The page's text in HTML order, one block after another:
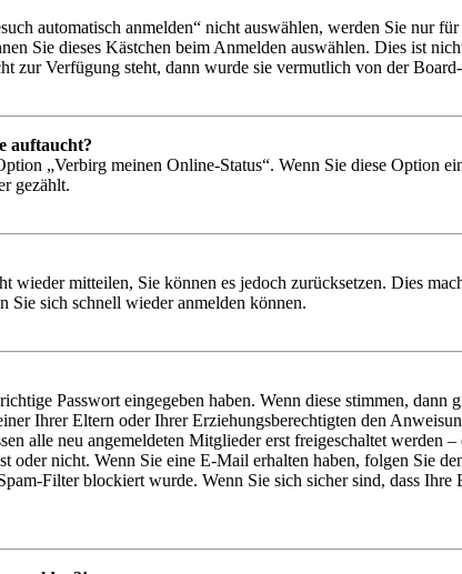
automatisch anmelden“ nicht auswählen, werden Sie nur
Sie dieses Kästchen beim Anmelden auswählen. Dies ist
zur Verfügung steht, dann wurde sie vermutlich von der
auftaucht?
„Verbirg meinen Online-Status“. Wenn Sie diese Option
gezählt.
mitteilen, Sie können es jedoch zurücksetzen. Dies
Sie sich schnell wieder anmelden können.
Passwort eingegeben haben. Wenn diese stimmen, dann
Ihrer Eltern oder Ihrer Erziehungsberechtigten den
alle neu angemeldeten Mitglieder erst freigeschaltet werden
nicht. Wenn Sie eine E-Mail erhalten haben, folgen Sie
Filter blockiert wurde. Wenn Sie sich sicher sind, dass